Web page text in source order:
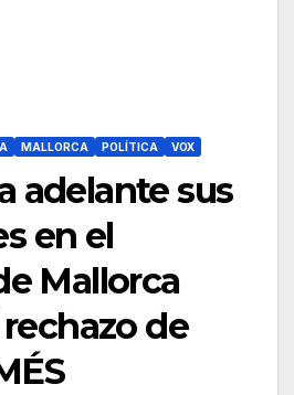
MALLORCA POLÍTICA VOX
adelante sus
en el
Mallorca
de